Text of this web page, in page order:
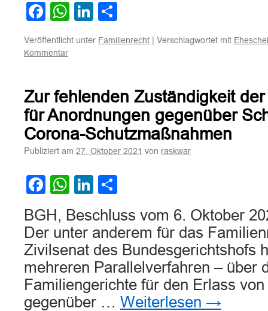
Facebook
WhatsApp
LinkedIn
Veröffentlicht unter Familienrecht | Verschlagwortet mit
Kommentar
Zur fehlenden Zuständigkeit
für Anordnungen gegenüber
Corona-Schutzmaßnahmen
Publiziert am 27. Oktober 2021 von raskwar
Facebook
WhatsApp
LinkedIn
BGH, Beschluss vom 6. Oktober
Der unter anderem für das
Zivilsenat des Bundesgerichtshofs
mehreren Parallelverfahren – über
Familiengerichte für den Erlass
gegenüber … Weiterlesen →